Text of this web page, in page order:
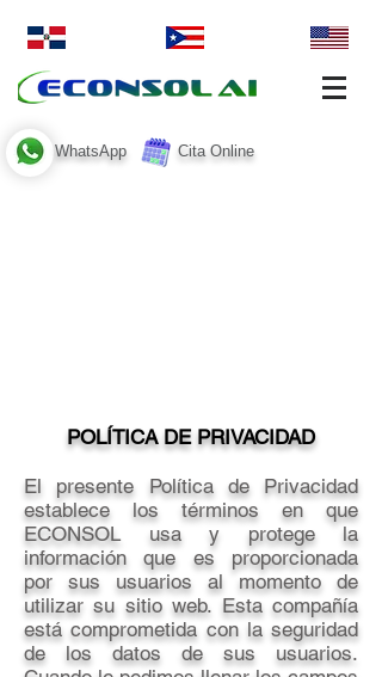
WhatsApp Cita Online
POLÍTICA DE PRIVACIDAD
El presente Política de Privacidad
establece los términos en que
ECONSOL usa y protege la
información que es proporcionada
por sus usuarios al momento de
utilizar su sitio web. Esta compañía
está comprometida con la seguridad
de los datos de sus usuarios.